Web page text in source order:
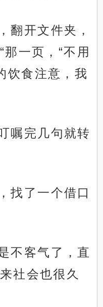
翻开文件夹，
一页，“不用
饮食注意，我
嘱完几句就转
找了一个借口
不客气了，直
社会也很久